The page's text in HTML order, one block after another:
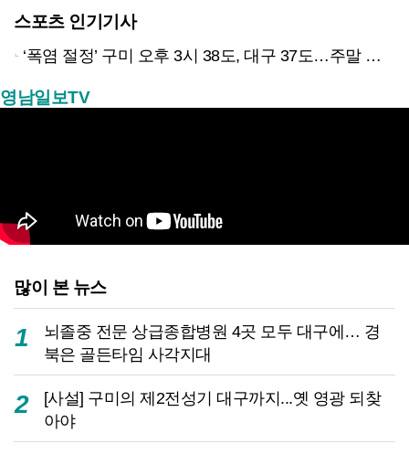
스포츠 인기기사
‘폭염 절정’ 구미 오후 3시 38도, 대구 37도…주말 한풀 꺾일까?
영남일보TV
많이 본 뉴스
1
뇌졸중 전문 상급종합병원 4곳 모두 대구에… 경
북은 골든타임 사각지대
2
[사설] 구미의 제2전성기 대구까지...옛 영광 되찾
아야